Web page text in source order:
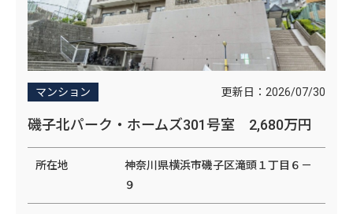
マンション 更新日： 2026/07/30
磯子北パーク・ホームズ301号室 2,680万円
所在地
神奈川県横浜市磯子区滝頭１丁目６－
９